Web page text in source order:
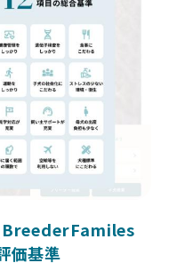
心して選べる場所を提
では、ワンち
ーダー」のみを独自の
評価結果をオープンに
様が安心して子犬やブ
。
もとに優良ブリーダー
ように愛する優良ブリ
ーダー」が自然と淘汰
の子犬だけでなく、親
考えています。
価基準